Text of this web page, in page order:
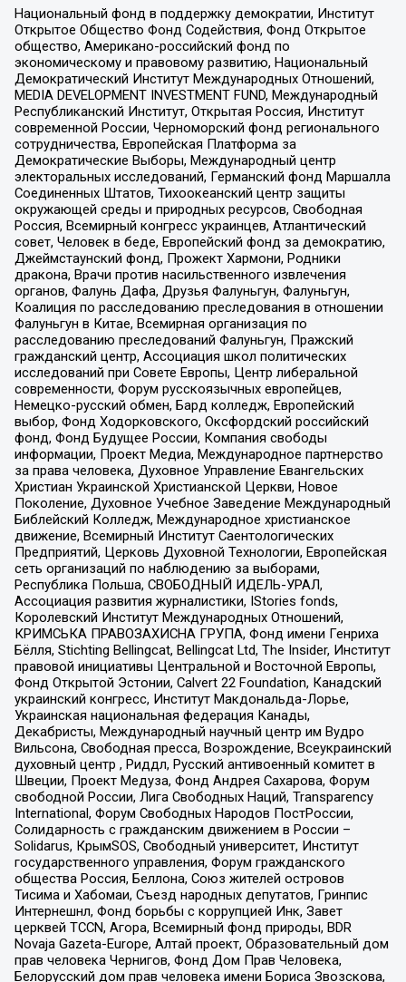
Национальный фонд в поддержку демократии, Институт
Открытое Общество Фонд Содействия, Фонд Открытое
общество, Американо-российский фонд по
экономическому и правовому развитию, Национальный
Демократический Институт Международных Отношений,
MEDIA DEVELOPMENT INVESTMENT FUND, Международный
Республиканский Институт, Открытая Россия, Институт
современной России, Черноморский фонд регионального
сотрудничества, Европейская Платформа за
Демократические Выборы, Международный центр
электоральных исследований, Германский фонд Маршалла
Соединенных Штатов, Тихоокеанский центр защиты
окружающей среды и природных ресурсов, Свободная
Россия, Всемирный конгресс украинцев, Атлантический
совет, Человек в беде, Европейский фонд за демократию,
Джеймстаунский фонд, Прожект Хармони, Родники
дракона, Врачи против насильственного извлечения
органов, Фалунь Дафа, Друзья Фалуньгун, Фалуньгун,
Коалиция по расследованию преследования в отношении
Фалуньгун в Китае, Всемирная организация по
расследованию преследований Фалуньгун, Пражский
гражданский центр, Ассоциация школ политических
исследований при Совете Европы, Центр либеральной
современности, Форум русскоязычных европейцев,
Немецко-русский обмен, Бард колледж, Европейский
выбор, Фонд Ходорковского, Оксфордский российский
фонд, Фонд Будущее России, Компания свободы
информации, Проект Медиа, Международное партнерство
за права человека, Духовное Управление Евангельских
Христиан Украинской Христианской Церкви, Новое
Поколение, Духовное Учебное Заведение Международный
Библейский Колледж, Международное христианское
движение, Всемирный Институт Саентологических
Предприятий, Церковь Духовной Технологии, Европейская
сеть организаций по наблюдению за выборами,
Республика Польша, СВОБОДНЫЙ ИДЕЛЬ-УРАЛ,
Ассоциация развития журналистики, IStories fonds,
Королевский Институт Международных Отношений,
КРИМСЬКА ПРАВОЗАХИСНА ГРУПА, Фонд имени Генриха
Бёлля, Stichting Bellingcat, Bellingcat Ltd, The Insider, Институт
правовой инициативы Центральной и Восточной Европы,
Фонд Открытой Эстонии, Calvert 22 Foundation, Канадский
украинский конгресс, Институт Макдональда-Лорье,
Украинская национальная федерация Канады,
Декабристы, Международный научный центр им Вудро
Вильсона, Свободная пресса, Возрождение, Всеукраинский
духовный центр , Риддл, Русский антивоенный комитет в
Швеции, Проект Медуза, Фонд Андрея Сахарова, Форум
свободной России, Лига Свободных Наций, Transparеncy
International, Форум Свободных Народов ПостРоссии,
Солидарность с гражданским движением в России –
Solidarus, КрымSOS, Свободный университет, Институт
государственного управления, Форум гражданского
общества Россия, Беллона, Союз жителей островов
Тисима и Хабомаи, Съезд народных депутатов, Гринпис
Интернешнл, Фонд борьбы с коррупцией Инк, Завет
церквей TCCN, Агора, Всемирный фонд природы, BDR
Novaja Gazeta-Europe, Алтай проект, Образовательный дом
прав человека Чернигов, Фонд Дом Прав Человека,
Белорусский дом прав человека имени Бориса Звозскова,